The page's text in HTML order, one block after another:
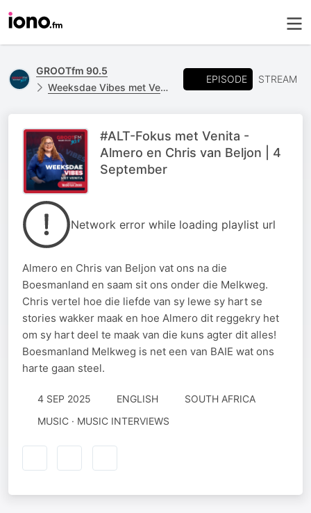
GROOTfm 90.5
Weeksdae Vibes met Venita Engelbrecht
EPISODE STREAM
#ALT-Fokus met Venita -
Almero en Chris van Beljon | 4
September
Network error while loading playlist url
Almero en Chris van Beljon vat ons na die
Boesmanland en saam sit ons onder die Melkweg.
Chris vertel hoe die liefde van sy lewe sy hart se
stories wakker maak en hoe Almero dit reggekry het
om sy hart deel te maak van die kuns agter dit alles!
Boesmanland Melkweg is net een van BAIE wat ons
harte gaan steel.
4 SEP 2025 ENGLISH
SOUTH AFRICA
MUSIC · MUSIC INTERVIEWS